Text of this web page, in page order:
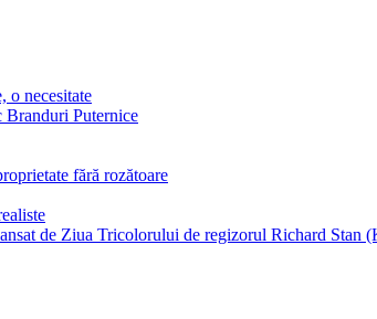
o necesitate
Puternice
fără rozătoare
de Ziua Tricolorului de regizorul Richard Stan